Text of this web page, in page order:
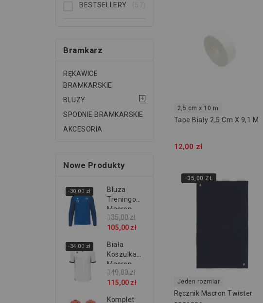
BESTSELLERY 57
Bramkarz
RĘKAWICE
BRAMKARSKIE
BLUZY
SPODNIE BRAMKARSKIE
AKCESORIA
Nowe Produkty
-30,00 zł
Bluza
Treningowa
Macron
SKS...
135,00 zł
105,00 zł
-34,00 zł
Biała
Koszulka
Macron
Elves...
149,00 zł
115,00 zł
Komplet
2,5 cm x 10 m
Tape Biały 2,5 Cm X 9,1 M
12,00 zł
-35,00 ZŁ
Jeden rozmiar
Ręcznik Macron Twister